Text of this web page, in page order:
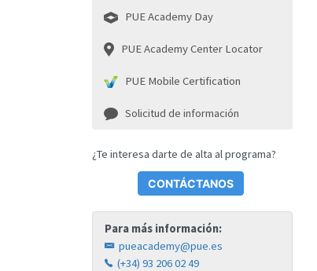
PUE Academy Day
PUE Academy Center Locator
PUE Mobile Certification
Solicitud de información
¿Te interesa darte de alta al programa?
CONTÁCTANOS
Para más información:
pueacademy@pue.es
(+34) 93 206 02 49